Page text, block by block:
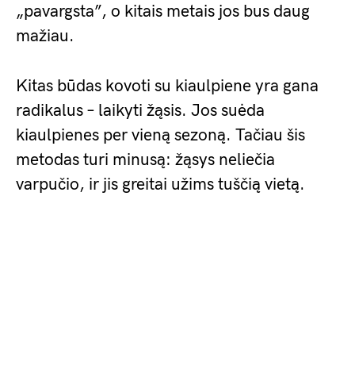
„pavargsta”, o kitais metais jos bus daug
mažiau.
Kitas būdas kovoti su kiaulpiene yra gana
radikalus – laikyti žąsis. Jos suėda
kiaulpienes per vieną sezoną. Tačiau šis
metodas turi minusą: žąsys neliečia
varpučio, ir jis greitai užims tuščią vietą.